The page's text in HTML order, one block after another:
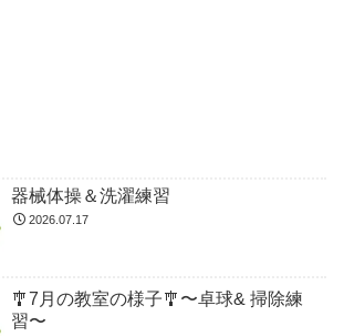
器械体操＆洗濯練習
2026.07.17
🎐7月の教室の様子🎐〜卓球& 掃除練
習〜